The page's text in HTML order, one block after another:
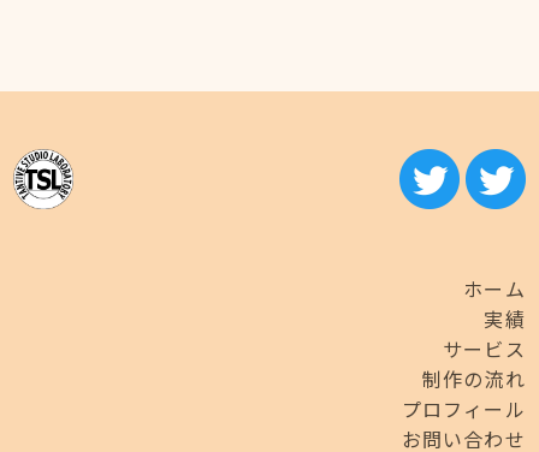
ホーム
実績
サービス
制作の流れ
プロフィール
お問い合わせ